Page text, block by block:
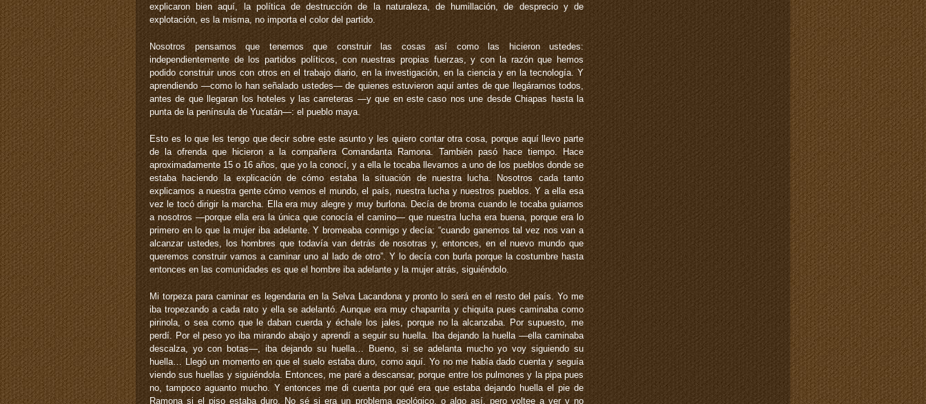
explicaron bien aquí, la política de destrucción de la naturaleza, de humillación, de desprecio y de
explotación, es la misma, no importa el color del partido.
Nosotros pensamos que tenemos que construir las cosas así como las hicieron ustedes:
independientemente de los partidos políticos, con nuestras propias fuerzas, y con la razón que hemos
podido construir unos con otros en el trabajo diario, en la investigación, en la ciencia y en la tecnología. Y
aprendiendo —como lo han señalado ustedes— de quienes estuvieron aquí antes de que llegáramos todos,
antes de que llegaran los hoteles y las carreteras —y que en este caso nos une desde Chiapas hasta la
punta de la península de Yucatán—: el pueblo maya.
Esto es lo que les tengo que decir sobre este asunto y les quiero contar otra cosa, porque aquí llevo parte
de la ofrenda que hicieron a la compañera Comandanta Ramona. También pasó hace tiempo. Hace
aproximadamente 15 o 16 años, que yo la conocí, y a ella le tocaba llevarnos a uno de los pueblos donde se
estaba haciendo la explicación de cómo estaba la situación de nuestra lucha. Nosotros cada tanto
explicamos a nuestra gente cómo vemos el mundo, el país, nuestra lucha y nuestros pueblos. Y a ella esa
vez le tocó dirigir la marcha. Ella era muy alegre y muy burlona. Decía de broma cuando le tocaba guiarnos
a nosotros —porque ella era la única que conocía el camino— que nuestra lucha era buena, porque era lo
primero en lo que la mujer iba adelante. Y bromeaba conmigo y decía: “cuando ganemos tal vez nos van a
alcanzar ustedes, los hombres que todavía van detrás de nosotras y, entonces, en el nuevo mundo que
queremos construir vamos a caminar uno al lado de otro”. Y lo decía con burla porque la costumbre hasta
entonces en las comunidades es que el hombre iba adelante y la mujer atrás, siguiéndolo.
Mi torpeza para caminar es legendaria en la Selva Lacandona y pronto lo será en el resto del país. Yo me
iba tropezando a cada rato y ella se adelantó. Aunque era muy chaparrita y chiquita pues caminaba como
pirinola, o sea como que le daban cuerda y échale los jales, porque no la alcanzaba. Por supuesto, me
perdí. Por el peso yo iba mirando abajo y aprendí a seguir su huella. Iba dejando la huella —ella caminaba
descalza, yo con botas—, iba dejando su huella… Bueno, si se adelanta mucho yo voy siguiendo su
huella… Llegó un momento en que el suelo estaba duro, como aquí. Yo no me había dado cuenta y seguía
viendo sus huellas y siguiéndola. Entonces, me paré a descansar, porque entre los pulmones y la pipa pues
no, tampoco aguanto mucho. Y entonces me di cuenta por qué era que estaba dejando huella el pie de
Ramona si el piso estaba duro. No sé si era un problema geológico, o algo así, pero voltee a ver y no